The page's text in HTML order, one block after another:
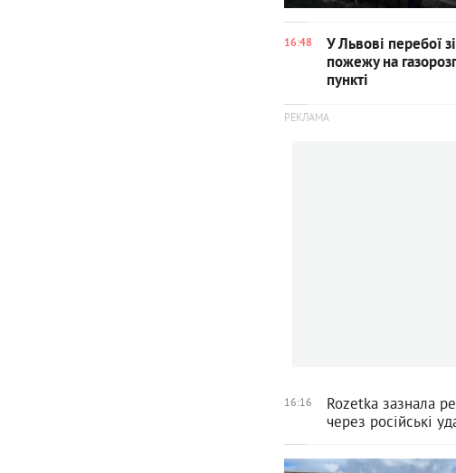
16:48
У Львові перебої
пожежу на
пункті
16:16
Rozetka зазнала
через російські